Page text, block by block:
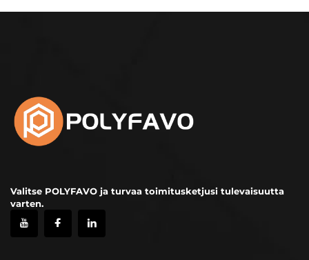
Valitse POLYFAVO ja turvaa toimitusketjusi tulevaisuutta
varten.